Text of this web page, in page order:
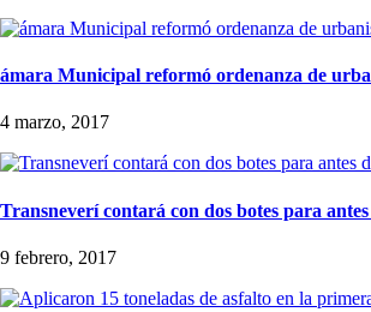
ámara Municipal reformó ordenanza de
4 marzo, 2017
Transneverí contará con dos botes para
9 febrero, 2017